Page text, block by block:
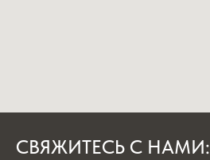
СВЯЖИТЕСЬ С НАМИ: